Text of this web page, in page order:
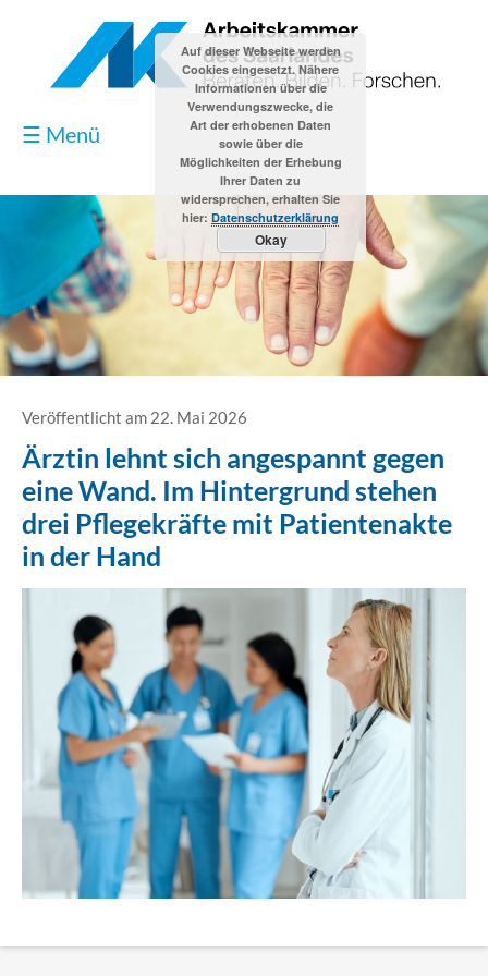
☰ Menü
Blog
Kontakt
Datenschutzerklärung
Erklärung Barrierefreiheit
Veröffentlicht am 22. Mai 2026
Ärztin lehnt sich angespannt gegen
eine Wand. Im Hintergrund stehen
drei Pflegekräfte mit Patientenakte
in der Hand
Auf dieser Webseite werden
Cookies eingesetzt. Nähere
Informationen über die
Verwendungszwecke, die
Art der erhobenen Daten
sowie über die
Möglichkeiten der Erhebung
Ihrer Daten zu
widersprechen, erhalten Sie
hier: Datenschutzerklärung
Okay